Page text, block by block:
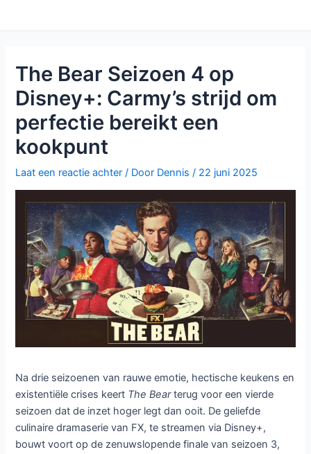
The Bear Seizoen 4 op
Disney+: Carmy’s strijd om
perfectie bereikt een
kookpunt
Laat een reactie achter / Door Dennis/ 22 juni 2025
Na drie seizoenen van rauwe emotie, hectische keukens en
existentiële crises keert The Bearterug voor een vierde
seizoen dat de inzet hoger legt dan ooit. De geliefde
culinaire dramaserie van FX, te streamen via Disney+,
bouwt voort op de zenuwslopende finale van seizoen 3,